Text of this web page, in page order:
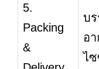
5.
Packing
&
บ
อ
ไ